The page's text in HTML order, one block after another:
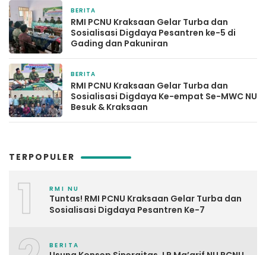
BERITA
RMI PCNU Kraksaan Gelar Turba dan
Sosialisasi Digdaya Pesantren ke-5 di
Gading dan Pakuniran
BERITA
RMI PCNU Kraksaan Gelar Turba dan
Sosialisasi Digdaya Ke-empat Se-MWC NU
Besuk & Kraksaan
TERPOPULER
1 RMI NU
Tuntas! RMI PCNU Kraksaan Gelar Turba dan
Sosialisasi Digdaya Pesantren Ke-7
BERITA